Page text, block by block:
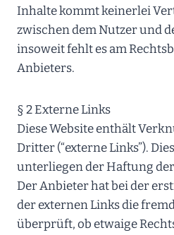
Inhalte kommt keinerlei
zwischen dem Nutzer und
insoweit fehlt es am
Anbieters.
§ 2 Externe Links
Diese Website enthält
Dritter (“externe Links”).
unterliegen der Haftung
Der Anbieter hat bei der
der externen Links die
überprüft, ob etwaige